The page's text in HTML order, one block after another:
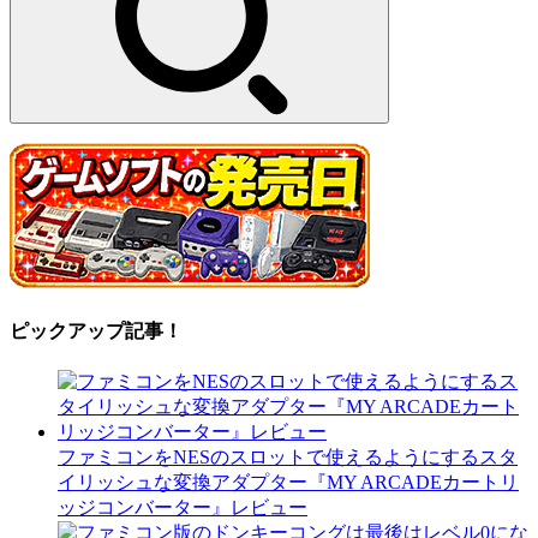
ピックアップ記事！
ファミコンをNESのスロットで使えるようにするスタ
イリッシュな変換アダプター『MY ARCADEカートリ
ッジコンバーター』レビュー